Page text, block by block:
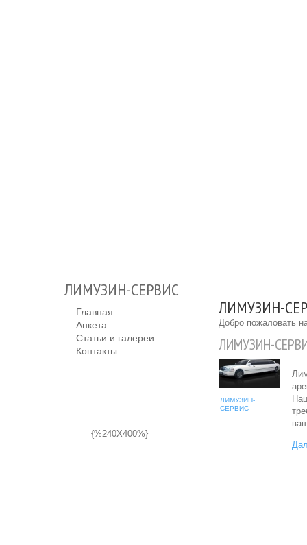
ЛИМУЗИН-СЕРВИС
Главная
Анкета
Статьи и галереи
Контакты
{%240X400%}
ЛИМУЗИН-
Добро пожаловать
ЛИМУЗИН-
ЛИМУЗИН-
СЕРВИС